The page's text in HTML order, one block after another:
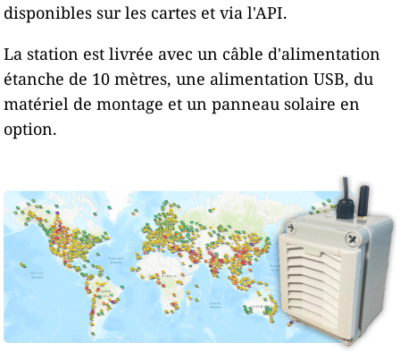
disponibles sur les cartes et via l'API.
La station est livrée avec un câble d'alimentation
étanche de 10 mètres, une alimentation USB, du
matériel de montage et un panneau solaire en
option.